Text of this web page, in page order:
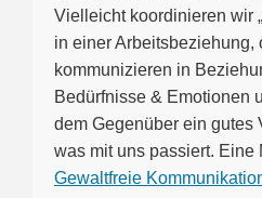
Vielleicht koordinieren wir
in einer Arbeitsbeziehung,
kommunizieren in
Bedürfnisse & Emotionen
dem Gegenüber ein gutes
was mit uns passiert. Eine
Gewaltfreie